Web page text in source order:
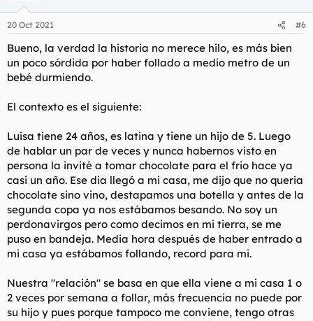
e
:
20 Oct 2021 #6
Bueno, la verdad la historia no merece hilo, es más bien
un poco sórdida por haber follado a medio metro de un
bebé durmiendo.
El contexto es el siguiente:
Luisa tiene 24 años, es latina y tiene un hijo de 5. Luego
de hablar un par de veces y nunca habernos visto en
persona la invité a tomar chocolate para el frio hace ya
casi un año. Ese dia llegó a mi casa, me dijo que no queria
chocolate sino vino, destapamos una botella y antes de la
segunda copa ya nos estábamos besando. No soy un
perdonavirgos pero como decimos en mi tierra, se me
puso en bandeja. Media hora después de haber entrado a
mi casa ya estábamos follando, record para mi.
Nuestra "relación" se basa en que ella viene a mi casa 1 o
2 veces por semana a follar, más frecuencia no puede por
su hijo y pues porque tampoco me conviene, tengo otras